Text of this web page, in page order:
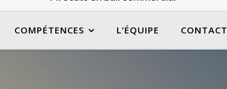
COMPÉTENCES L’ÉQUIPE CONTACT